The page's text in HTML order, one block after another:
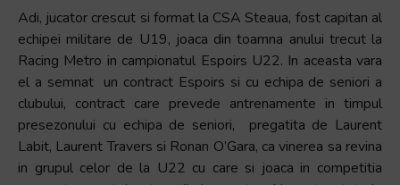
Adi, jucator crescut si format la CSA Steaua, fost capitan al
echipei militare de U19, joaca din toamna anului trecut la
Racing Metro in campionatul Espoirs U22. In aceasta vara
el a semnat un contract Espoirs si cu echipa de seniori a
clubului, contract care prevede antrenamente in timpul
presezonului cu echipa de seniori, pregatita de Laurent
Labit, Laurent Travers si Ronan O’Gara, ca vinerea sa revina
in grupul celor de la U22 cu care si joaca in competitia